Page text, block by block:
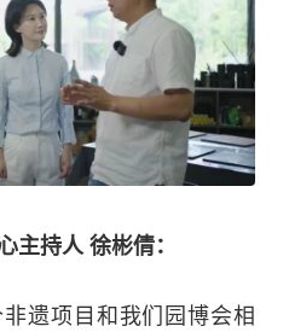
主持人 徐彬倩：
遗项目和我们园博会相